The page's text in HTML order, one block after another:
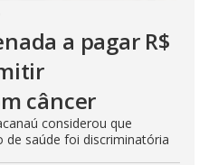
a pagar R$
câncer
considerou que
saúde foi discriminatória